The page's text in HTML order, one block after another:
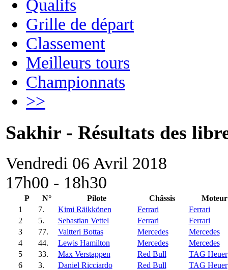
Qualifs
Grille de départ
Classement
Meilleurs tours
Championnats
>>
Sakhir - Résultats des
Vendredi 06 Avril 2018
17h00 - 18h30
P N° Pilote Châssis
Moteur
1
7. Kimi Räikkönen Ferrari
Ferrari
2
5. Sebastian Vettel Ferrari
Ferrari
3
77. Valtteri Bottas Mercedes
Mercedes
4
44. Lewis Hamilton Mercedes
Mercedes
5
33. Max Verstappen Red Bull
TAG Heuer
6
3. Daniel Ricciardo Red Bull
TAG Heuer